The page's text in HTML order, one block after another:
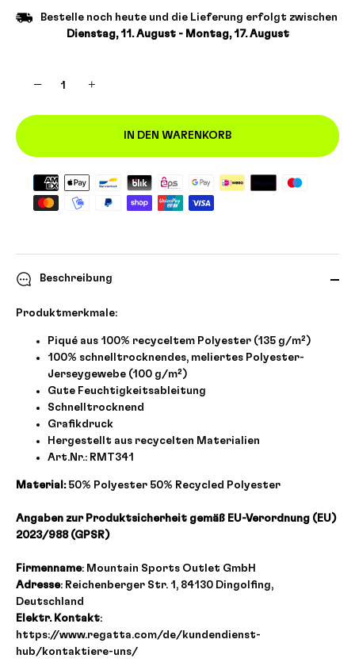
Bestelle noch heute und die Lieferung erfolgt zwischen
Dienstag, 11. August - Montag, 17. August
− +
IN DEN WARENKORB
Beschreibung
Produktmerkmale:
Piqué aus 100% recyceltem Polyester (135 g/m²)
100% schnelltrocknendes, meliertes Polyester-
Jerseygewebe (100 g/m²)
Gute Feuchtigkeitsableitung
Schnelltrocknend
Grafikdruck
Hergestellt aus recycelten Materialien
Art.Nr.: RMT341
Material:50% Polyester 50% Recycled Polyester
Angaben zur Produktsicherheit gemäß EU-Verordnung (EU)
2023/988 (GPSR)
Firmenname: Mountain Sports Outlet GmbH
Adresse: Reichenberger Str. 1, 84130 Dingolfing,
Deutschland
Elektr. Kontakt:
https://www.regatta.com/de/kundendienst-
hub/kontaktiere-uns/